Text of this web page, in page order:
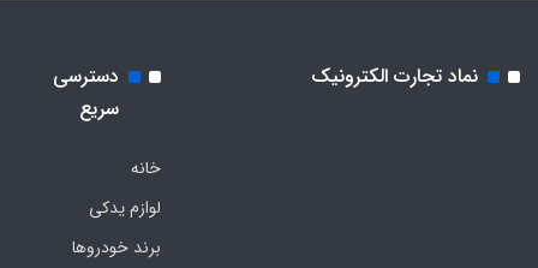
نماد تجارت الکترونیک
دسترسی
سریع
خانه
لوازم یدکی
برند خودروها